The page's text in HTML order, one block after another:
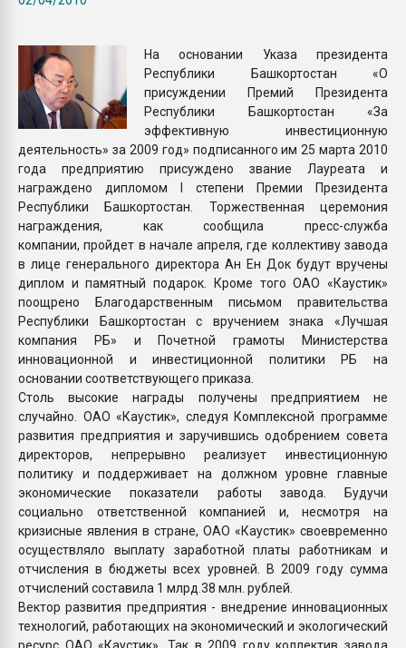
ПЕРЕЙТИ НА
На основании Указа президента
Республики Башкортостан «О
присуждении Премий Президента
Республики Башкортостан «За
эффективную инвестиционную
деятельность» за 2009 год» подписанного им 25 марта 2010
года предприятию присуждено звание Лауреата и
награждено дипломом I степени Премии Президента
Республики Башкортостан. Торжественная церемония
награждения, как сообщила пресс-служба
компании, пройдет в начале апреля, где коллективу завода
в лице генерального директора Ан Ен Док будут вручены
диплом и памятный подарок. Кроме того ОАО «Каустик»
поощрено Благодарственным письмом правительства
Республики Башкортостан с вручением знака «Лучшая
компания РБ» и Почетной грамоты Министерства
инновационной и инвестиционной политики РБ на
основании соответствующего приказа.
Столь высокие награды получены предприятием не
случайно. ОАО «Каустик», следуя Комплексной программе
развития предприятия и заручившись одобрением совета
директоров, непрерывно реализует инвестиционную
политику и поддерживает на должном уровне главные
экономические показатели работы завода. Будучи
социально ответственной компанией и, несмотря на
кризисные явления в стране, ОАО «Каустик» своевременно
осуществляло выплату заработной платы работникам и
отчисления в бюджеты всех уровней. В 2009 году сумма
отчислений составила 1 млрд.38 млн. рублей.
Вектор развития предприятия - внедрение инновационных
технологий, работающих на экономический и экологический
ресурс ОАО «Каустик». Так в 2009 году коллектив завода